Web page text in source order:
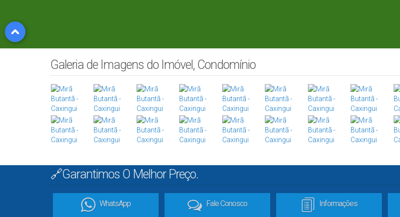
Galeria de Imagens do Imóvel, Condomínio
🔗Garantimos O Melhor Preço.
WhatsApp Fale Conosco Informações